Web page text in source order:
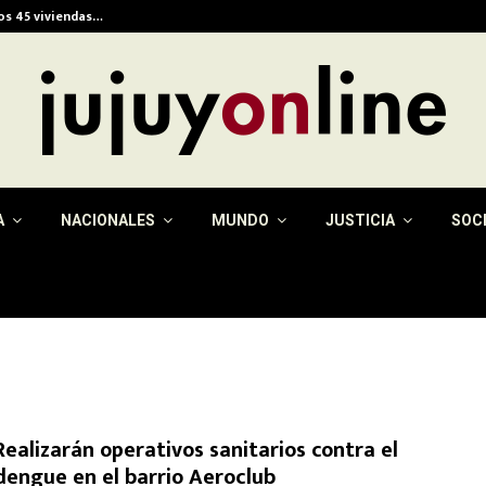
45 viviendas…
NACIONALES MUNDO JUSTICIA
operativos sanitarios contra el
en el barrio Aeroclub